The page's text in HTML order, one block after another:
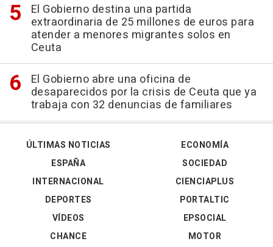
El Gobierno destina una partida
extraordinaria de 25 millones de euros para
atender a menores migrantes solos en
Ceuta
El Gobierno abre una oficina de
desaparecidos por la crisis de Ceuta que ya
trabaja con 32 denuncias de familiares
ÚLTIMAS NOTICIAS
ESPAÑA
INTERNACIONAL
DEPORTES
VÍDEOS
ECONOMÍA
SOCIEDAD
CIENCIAPLUS
PORTALTIC
EPSOCIAL
CHANCE
MOTOR